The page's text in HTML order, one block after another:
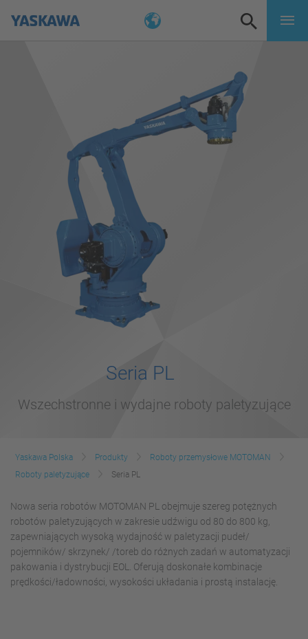
Seria PL
Wszechstronne i wydajne roboty paletyzujące
Yaskawa Polska Produkty
Roboty przemysłowe MOTOMAN
Roboty paletyzujące
Seria PL
Nowa seria robotów MOTOMAN PL obejmuje szereg potężnych
robotów paletyzujących w zakresie udźwigu od 80 do 800 kg,
zapewniających wysoką wydajność w paletyzacji pudeł/
pojemników/ skrzynek/ /toreb do różnych zadań w automatyzacji
pakowania i dystrybucji EOL. Oferują doskonałe kombinacje
prędkości/ładowności, wysokości układania i prostą instalację.